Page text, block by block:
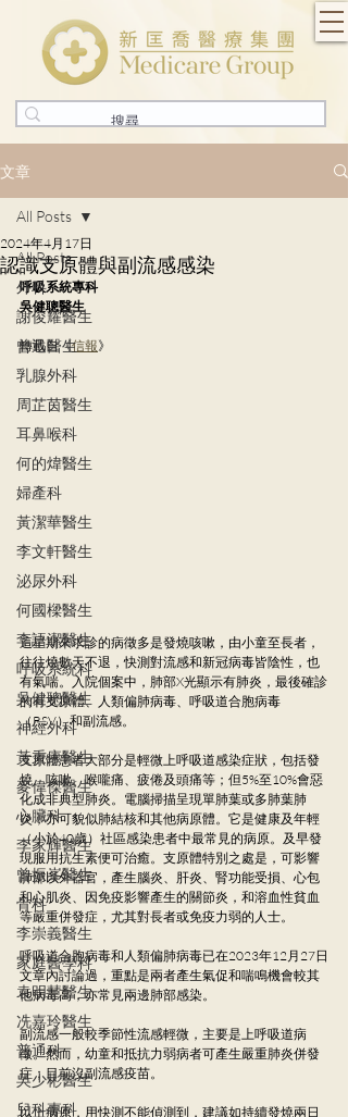
文章
All Posts
外科
謝俊耀醫生
曾迅醫生
乳腺外科
周芷茵醫生
耳鼻喉科
何的煒醫生
婦產科
黃潔華醫生
李文軒醫生
泌尿外科
何國樑醫生
李語潔醫生
呼吸系統科
吳健聰醫生
神經外科
黃秉康醫生
麥偉傑醫生
心臟科
李家輝醫生
曾振峯醫生
骨科
李崇義醫生
家庭醫學科
袁明慧醫生
冼嘉玲醫生
普通科
吳少彬醫生
兒科專科
All Posts
認識支原體與副流感感染
2024年4月17日
呼吸系統專科
吳健聰醫生
轉載自《信報》
這星期來求診的病徵多是發燒咳嗽，由小童至長者，
往往燒數天不退，快測對流感和新冠病毒皆陰性，也
有氣喘。入院個案中，肺部X光顯示有肺炎，最後確診
的有支原體、人類偏肺病毒、呼吸道合胞病毒
（RSV）和副流感。
支原體患者大部分是輕微上呼吸道感染症狀，包括發
燒、咳嗽、喉嚨痛、疲倦及頭痛等；但5%至10%會惡
化成非典型肺炎。電腦掃描呈現單肺葉或多肺葉肺
炎，亦可貌似肺結核和其他病原體。它是健康及年輕
（小於40歲）社區感染患者中最常見的病原。及早發
現服用抗生素便可治癒。支原體特別之處是，可影響
肺部以外器官，產生腦炎、肝炎、腎功能受損、心包
和心肌炎、因免疫影響產生的關節炎，和溶血性貧血
等嚴重併發症，尤其對長者或免疫力弱的人士。
呼吸道合胞病毒和人類偏肺病毒已在2023年12月27日
文章內討論過，重點是兩者產生氣促和喘鳴機會較其
他病毒高，亦常見兩邊肺部感染。
副流感一般較季節性流感輕微，主要是上呼吸道病
徵。然而，幼童和抵抗力弱病者可產生嚴重肺炎併發
症；目前沒副流感疫苗。
以上病原，用快測不能偵測到，建議如持續發燒兩日